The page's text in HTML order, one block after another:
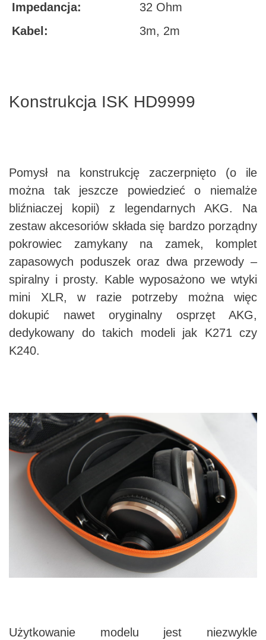
Impedancja:
32 Ohm
Kabel:
3m, 2m
Konstrukcja ISK HD9999
Pomysł na konstrukcję zaczerpnięto (o ile
można tak jeszcze powiedzieć o niemalże
bliźniaczej kopii) z legendarnych AKG. Na
zestaw akcesoriów składa się bardzo porządny
pokrowiec zamykany na zamek, komplet
zapasowych poduszek oraz dwa przewody –
spiralny i prosty. Kable wyposażono we wtyki
mini XLR, w razie potrzeby można więc
dokupić nawet oryginalny osprzęt AKG,
dedykowany do takich modeli jak K271 czy
K240.
Użytkowanie modelu jest niezwykle